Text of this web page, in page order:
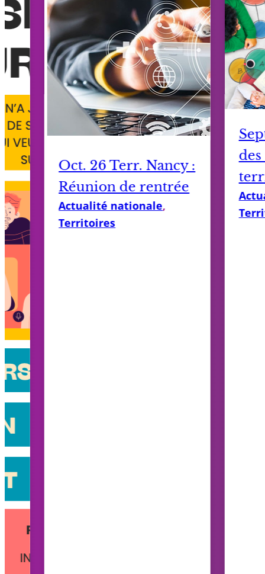
Oct. 26 Terr. Nancy :
Réunion de rentrée
Actualité nationale
Territoires